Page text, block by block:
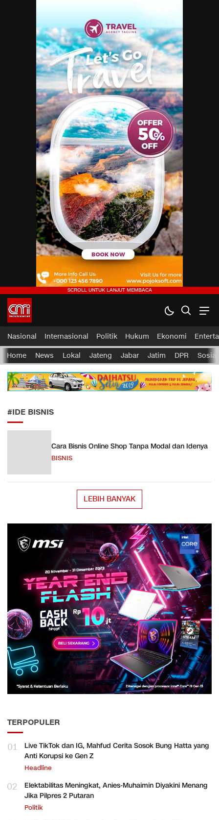
CMI News
Berani, Integritas dan Loyalitas
Nasional Internasional Politik Hukum Ekonomi
Home News Lokal Jateng Jabar Jatim DPR Sosial
#IDE BISNIS
Cara Bisnis Online Shop Tanpa Modal dan Idenya
BISNIS
LEBIH BANYAK
TERPOPULER
01
Live TikTok dan IG, Mahfud Cerita Sosok Bung Hatta yang
Anti Korupsi ke Gen Z
Headline
02
Elektabilitas Meningkat, Anies-Muhaimin Diyakini Menang
Jika Pilpres 2 Putaran
Politik